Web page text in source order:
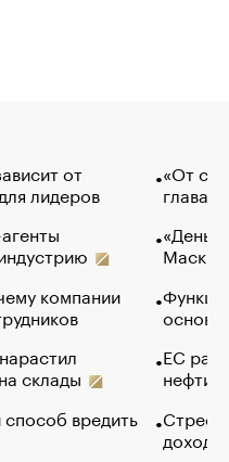
от
лидеров
компании
склады
вредить
«От
глава
Маск в
основ
ЕС
нефти